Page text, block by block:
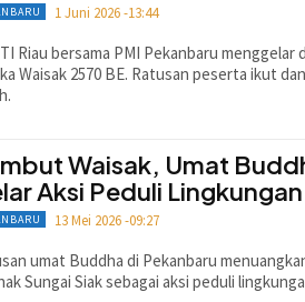
1 Juni 2026 -13:44
Riau bersama PMI Pekanbaru menggelar
Waisak 2570 BE. Ratusan peserta ikut
Waisak, Umat
Aksi Peduli Lingkungan
13 Mei 2026 -09:27
umat Buddha di Pekanbaru
Sungai Siak sebagai aksi peduli